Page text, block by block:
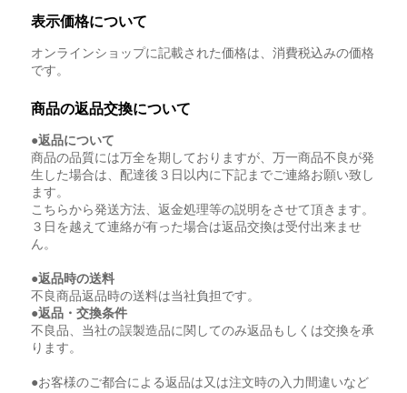
表示価格について
オンラインショップに記載された価格は、消費税込みの価格
です。
商品の返品交換について
●返品について
商品の品質には万全を期しておりますが、万一商品不良が発
生した場合は、配達後３日以内に下記までご連絡お願い致し
ます。
こちらから発送方法、返金処理等の説明をさせて頂きます。
３日を越えて連絡が有った場合は返品交換は受付出来ませ
ん。
●返品時の送料
不良商品返品時の送料は当社負担です。
●返品・交換条件
不良品、当社の誤製造品に関してのみ返品もしくは交換を承
ります。
●お客様のご都合による返品は又は注文時の入力間違いなど